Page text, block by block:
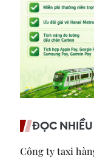
ĐỌC NHIỀU
Công ty taxi